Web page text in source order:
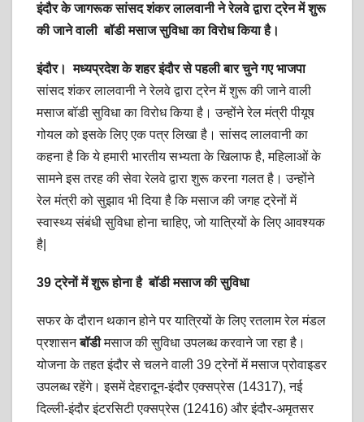
s
A
p
p
c
b
o
o
k
t
e
r
a
e
इंदौर के जागरूक सांसद शंकर लालवानी ने रेलवे द्वारा ट्रेन में शुरू
की जाने वाली बॉडी मसाज सुविधा का विरोध किया है।
इंदौर। मध्यप्रदेश के शहर इंदौर से पहली बार चुने गए भाजपा
सांसद शंकर लालवानी ने रेलवे द्वारा ट्रेन में शुरू की जाने वाली
मसाज बॉडी सुविधा का विरोध किया है। उन्होंने रेल मंत्री पीयूष
गोयल को इसके लिए एक पत्र लिखा है। सांसद लालवानी का
कहना है कि ये हमारी भारतीय सभ्यता के खिलाफ है, महिलाओं के
सामने इस तरह की सेवा रेलवे द्वारा शुरू करना गलत है। उन्होंने
रेल मंत्री को सुझाव भी दिया है कि मसाज की जगह ट्रेनों में
स्वास्थ्य संबंधी सुविधा होना चाहिए, जो यात्रियों के लिए आवश्यक
है|
39ट्रेनों में शुरू होना है बॉडी मसाज की सुविधा
सफर के दौरान थकान होने पर यात्रियों के लिए रतलाम रेल मंडल
प्रशासनबॉडीमसाज की सुविधा उपलब्ध करवाने जा रहा है।
योजना के तहत इंदौर से चलने वाली 39 ट्रेनों में मसाज प्रोवाइडर
उपलब्ध रहेंगे। इसमें देहरादून-इंदौर एक्सप्रेस (14317), नई
दिल्ली-इंदौर इंटरसिटी एक्सप्रेस (12416) और इंदौर-अमृतसर